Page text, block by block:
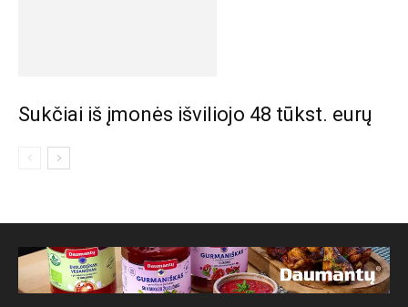
Sukčiai iš įmonės išviliojo 48 tūkst. eurų